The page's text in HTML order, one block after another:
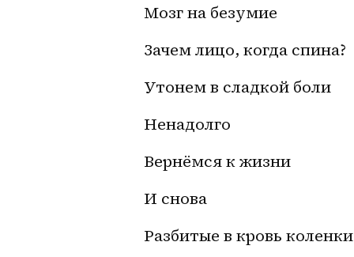
Мозг на безумие
Зачем лицо, когда спина?
Утонем в сладкой боли
Ненадолго
Вернёмся к жизни
И снова
Разбитые в кровь коленки